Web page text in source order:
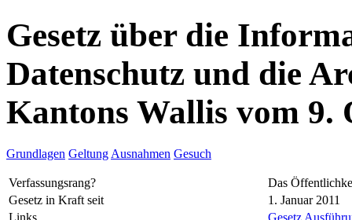
Gesetz über die
Datenschutz und die
Kantons Wallis vom 9.
Grundlagen Geltung Ausnahmen Gesuch
Verfassungsrang?
Das
Gesetz in Kraft seit
1. Januar 2011
Links
Gesetz